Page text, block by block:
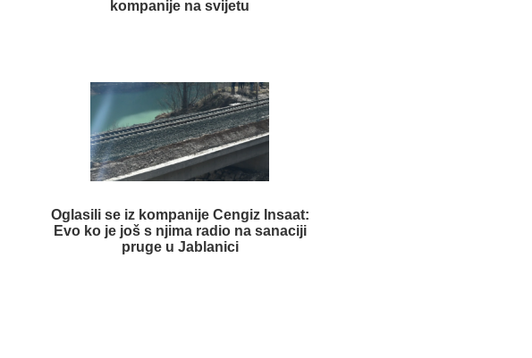
kompanije na svijetu
Oglasili se iz kompanije Cengiz Insaat:
Evo ko je još s njima radio na sanaciji
pruge u Jablanici